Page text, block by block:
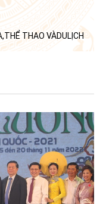
THAO VÀDULỊCH